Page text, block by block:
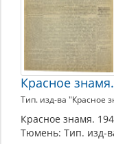
Красное
Тип. изд-ва "Красное
Красное знамя.
Тюмень: Тип. изд-